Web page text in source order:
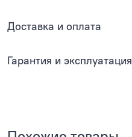
Доставка и оплата
Гарантия и эксплуатация